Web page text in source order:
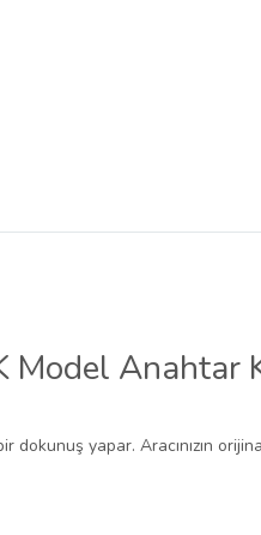
Model Anahtar
yapar. Aracınızın